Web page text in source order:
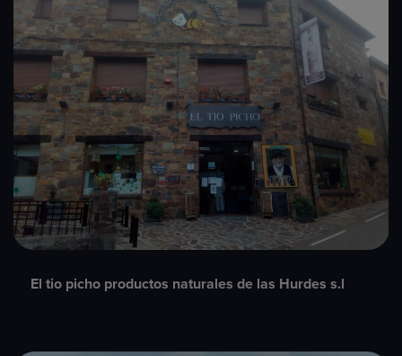
El tio picho productos naturales de las Hurdes s.l